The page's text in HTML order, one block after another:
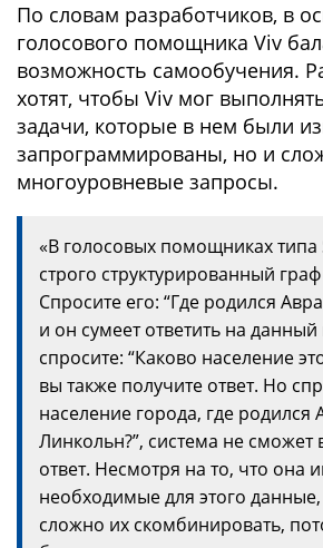
По словам разработчиков, в
голосового помощника Viv
возможность самообучения.
хотят, чтобы Viv мог
задачи, которые в нем были
запрограммированы, но и
многоуровневые запросы.
«В голосовых помощниках типа
строго структурированный
Спросите его: “Где родился
и он сумеет ответить на
спросите: “Каково население
вы также получите ответ. Но
население города, где родился
Линкольн?”, система не сможет
ответ. Несмотря на то, что она
необходимые для этого данные,
сложно их скомбинировать,